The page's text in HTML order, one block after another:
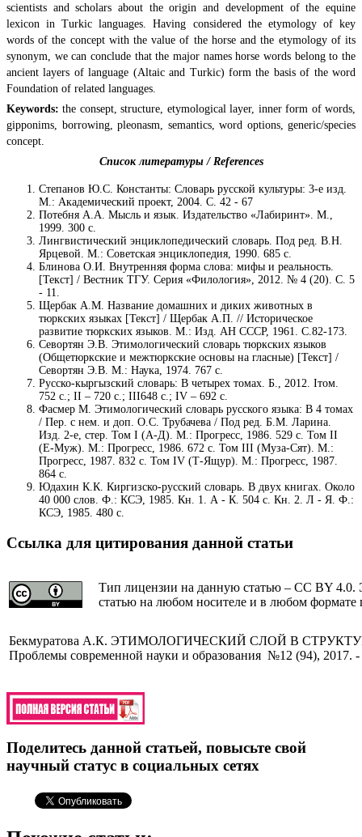
scientists and scholars about the origin and development of the equine
lexicon in Turkic languages. Having considered the etymology of key
words of the concept with the value of the horse and the etymology of its
synonym, we can conclude that the major names horse words belong to the
ancient layers of language (Altaic and Turkic) form the basis of the word
Foundation of related languages.
Keywords: the consept, structure, etymological layer, inner form of words,
gipponims, borrowing, pleonasm, semantics, word options, generic/species
concept.
Список литературы / References
Степанов Ю.С. Константы: Словарь русской культуры: 3-е изд.
М.: Академический проект, 2004. С. 42 - 67
Потебня А.А. Мысль и язык. Издательство «Лабиринт». М.,
1999. 300 с.
Лингвистический энциклопедический словарь. Под ред. В.Н.
Ярцевой. М.: Советская энциклопедия, 1990. 685 с.
Блинова О.И. Внутренняя форма слова: мифы и реальность.
[Текст] / Вестник ТГУ. Серия «Филология», 2012. № 4 (20). С. 5
- 11.
Щербак А.М. Название домашних и диких животных в
тюркских языках [Текст] / Щербак А.П. // Историческое
развитие тюркских языков. М.: Изд. АН СССР, 1961. С.82-173.
Севортян Э.В. Этимологический словарь тюркских языков
(Общетюркские и межтюркские основы на гласные) [Текст] /
Севортян Э.В. М.: Наука, 1974. 767 с.
Русско-кыргызский словарь: В четырех томах. Б., 2012. Iтом.
752 с.; II – 720 с.; III648 с.; IV – 692 с.
Фасмер М. Этимологический словарь русского языка: В 4 томах
/ Пер. с нем. и доп. О.С. Трубачева / Под ред. Б.М. Ларина.
Изд. 2-е, стер. Том I (А-Д). М.: Прогресс, 1986. 529 с. Том II
(Е-Муж). М.: Прогресс, 1986. 672 с. Том III (Муза-Сят). М.:
Прогресс, 1987. 832 с. Том IV (Т-Ящур). М.: Прогресс, 1987.
864 с.
Юдахин К.К. Киргизско-русский словарь. В двух книгах. Около
40 000 слов. Ф.: КСЭ, 1985. Кн. 1. А - К. 504 с. Кн. 2. Л - Я. Ф.:
КСЭ, 1985. 480 с.
Ссылка для цитирования данной статьи
Тип лицензии на данную статью – CC BY 4.0.
статью на любом носителе и в любом формате
Бекмуратова А.К. ЭТИМОЛОГИЧЕСКИЙ СЛОЙ В
Проблемы современной науки и образования №12 (94), 2017.
Поделитесь данной статьей, повысьте свой
научный статус в социальных сетях